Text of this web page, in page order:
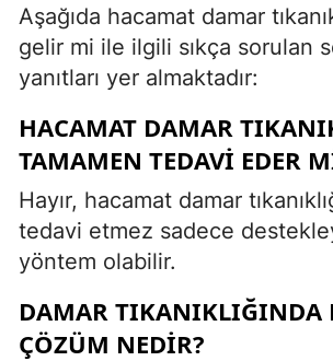
Aşağıda hacamat damar
gelir mi ile ilgili sıkça sorulan
yanıtları yer almaktadır:
HACAMAT DAMAR
TAMAMEN TEDAVI EDER
Hayır, hacamat damar
tedavi etmez sadece
yöntem olabilir.
DAMAR TIKANIKLIĞINDA
ÇÖZÜM NEDIR?